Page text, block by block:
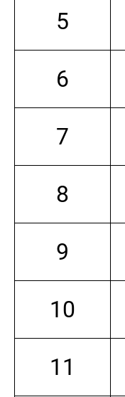
5
6
7
8
9
10
11